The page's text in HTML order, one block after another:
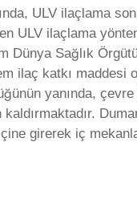
ULV ilaçlama
ULV ilaçlama
Dünya Sağlık
ilaç katkı maddesi
yanında,
girerek iç